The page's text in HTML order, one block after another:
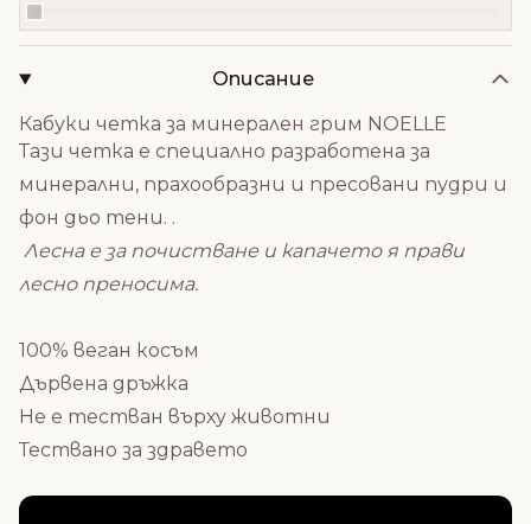
Описание
Кабуки четка за минерален грим NOELLE
Тази четка е специално разработена за
минерални, прахообразни и пресовани пудри и
фон дьо тени. .
Лесна е за почистване и капачето я прави
лесно преносима.
100% веган косъм
Дървена дръжка
Не е тестван върху животни
Тествано за здравето